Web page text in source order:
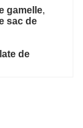
gamelle,
sac de
de